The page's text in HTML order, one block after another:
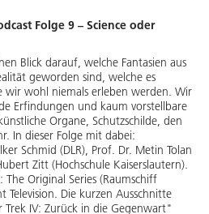
Folge 9 – Science oder
Blick darauf, welche Fantasien aus
geworden sind, welche es
wohl niemals erleben werden. Wir
Erfindungen und kaum vorstellbare
Organe, Schutzschilde, den
In dieser Folge mit dabei:
Schmid (DLR), Prof. Dr. Metin Tolan
Zitt (Hochschule Kaiserslautern).
Original Series (Raumschiff
Television. Die kurzen Ausschnitte
IV: Zurück in die Gegenwart"